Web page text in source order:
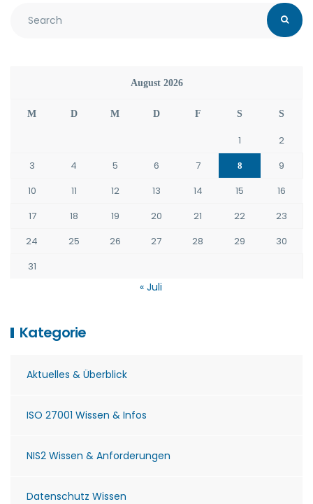
August 2026
M D M D F S S
1
2
3
4 5 6 7 8
9
10
11 12 13 14 15
16
17
18 19 20 21 22
23
24
25 26 27 28 29
30
31
« Juli
Kategorie
Aktuelles & Überblick
ISO 27001 Wissen & Infos
NIS2 Wissen & Anforderungen
Datenschutz Wissen